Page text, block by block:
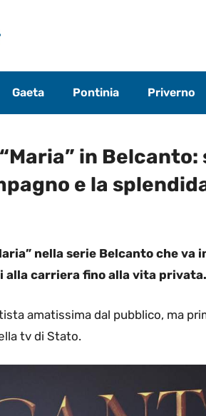
Gaeta Pontinia Priverno
in
e la
nella serie Belcanto che va
alla carriera fino alla vita privata.
amatissima dal pubblico, ma
tv di Stato.